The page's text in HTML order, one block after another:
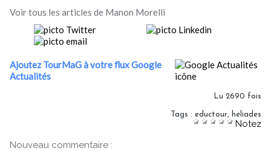
Voir tous les articles de Manon Morelli
Ajoutez TourMaG à votre flux Google
Actualités
Lu 2690 fois
Tags : eductour, heliades
Notez
Nouveau commentaire :